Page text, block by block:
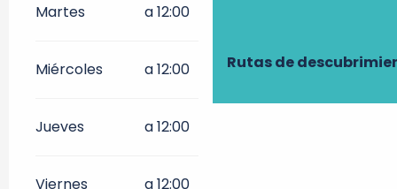
Rutas de
Martes a 12:00
Miércoles a 12:00
Jueves a 12:00
Viernes a 12:00